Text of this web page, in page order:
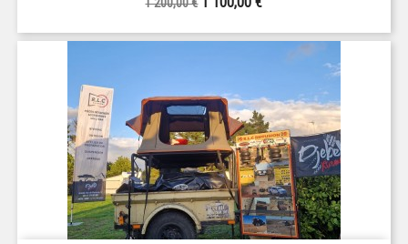
base
1 200,00 €